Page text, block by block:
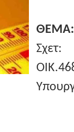
ΘΕΜΑ: